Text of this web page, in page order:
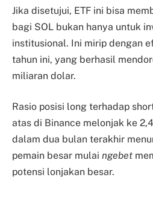
Jika disetujui, ETF ini bisa
bagi SOL bukan hanya untuk
institusional. Ini mirip dengan
tahun ini, yang berhasil
miliaran dolar.
Rasio posisi long terhadap
atas di Binance melonjak ke
dalam dua bulan terakhir
pemain besar mulai ngebet
potensi lonjakan besar.